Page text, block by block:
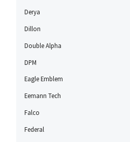
Derya
Dillon
Double Alpha
DPM
Eagle Emblem
Eemann Tech
Falco
Federal